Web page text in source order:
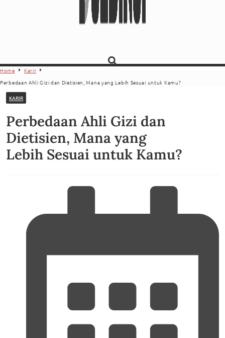
Home
Karir
Perbedaan Ahli Gizi dan Dietisien, Mana yang Lebih Sesuai untuk Kamu?
KARIR
Perbedaan Ahli Gizi dan
Dietisien, Mana yang
Lebih Sesuai untuk Kamu?